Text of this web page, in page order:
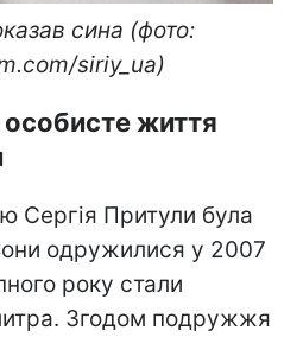
сина (фото:
siriy_ua)
життя
Притули була
одружилися у 2007
року стали
Згодом подружжя